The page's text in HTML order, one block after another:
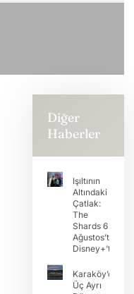
Diğer
Haberler
Işıltının
Altındaki
Çatlak:
The
Shards 6
Ağustos’ta
Disney+’ta
Karaköy’de
Üç Ayrı